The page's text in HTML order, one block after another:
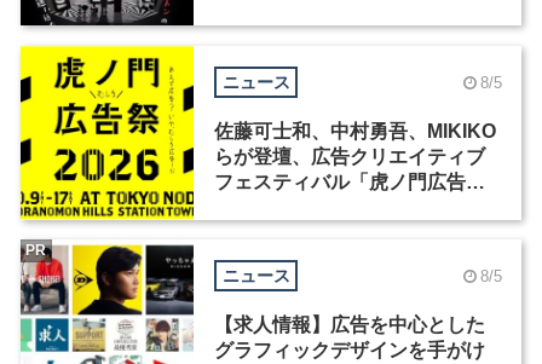
ニュース 8/5
佐藤可士和、中村勇吾、MIKIKO
らが登壇、広告クリエイティブ
フェスティバル「虎ノ門広告
ニュース 8/5
【求人情報】広告を中心とした
グラフィックデザインを手がけ
PR